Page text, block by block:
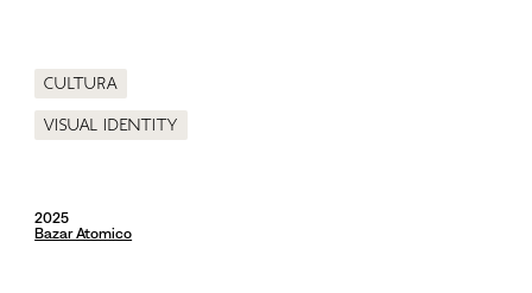
Cultura
Visual identity
2025
Bazar Atomico